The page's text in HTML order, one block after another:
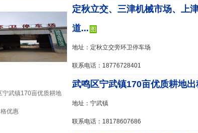
定秋立交、三津机械市场、上
道... 图
地址：定秋立交旁环卫停车场
联系电话：18776728401
武鸣区宁武镇170亩优质耕地
地址：宁武镇
联系电话：18178607686